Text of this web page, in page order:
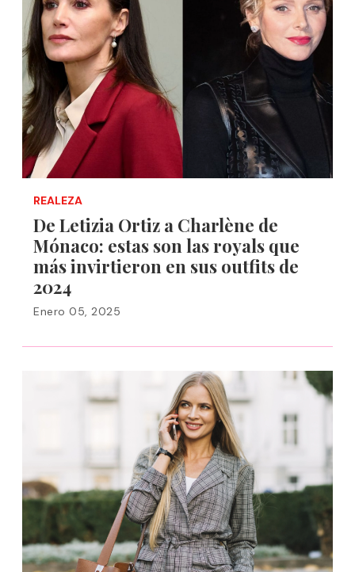
REALEZA
De Letizia Ortiz a Charlène de
Mónaco: estas son las royals que
más invirtieron en sus outfits de
2024
Enero 05, 2025